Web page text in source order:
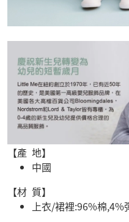
【產 地】
中國
【材 質】
上衣/裙裡:96%棉